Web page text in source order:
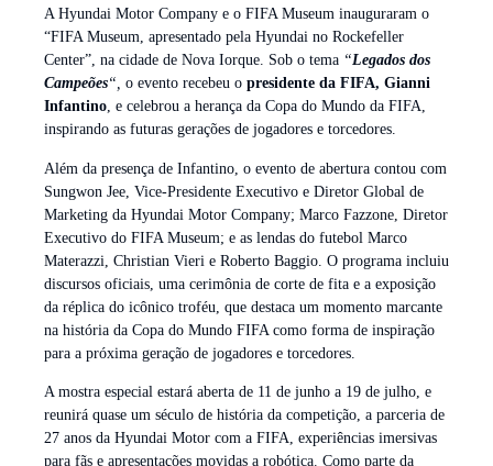
A Hyundai Motor Company e o FIFA Museum inauguraram o
“FIFA Museum, apresentado pela Hyundai no Rockefeller
Center”, na cidade de Nova Iorque. Sob o tema “Legados dos
Campeões“, o evento recebeu o presidente da FIFA, Gianni
Infantino, e celebrou a herança da Copa do Mundo da FIFA,
inspirando as futuras gerações de jogadores e torcedores.
Além da presença de Infantino, o evento de abertura contou com
Sungwon Jee, Vice-Presidente Executivo e Diretor Global de
Marketing da Hyundai Motor Company; Marco Fazzone, Diretor
Executivo do FIFA Museum; e as lendas do futebol Marco
Materazzi, Christian Vieri e Roberto Baggio. O programa incluiu
discursos oficiais, uma cerimônia de corte de fita e a exposição
da réplica do icônico troféu, que destaca um momento marcante
na história da Copa do Mundo FIFA como forma de inspiração
para a próxima geração de jogadores e torcedores.
A mostra especial estará aberta de 11 de junho a 19 de julho, e
reunirá quase um século de história da competição, a parceria de
27 anos da Hyundai Motor com a FIFA, experiências imersivas
para fãs e apresentações movidas a robótica. Como parte da